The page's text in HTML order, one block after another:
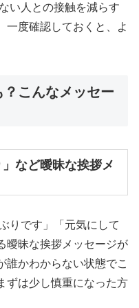
い人との接触を減らす
一度確認しておくと、よ
こんなメッセー
」など曖昧な挨拶メ
りです」「元気にして
曖昧な挨拶メッセージが
誰かわからない状態でこ
ずは少し慎重になった方